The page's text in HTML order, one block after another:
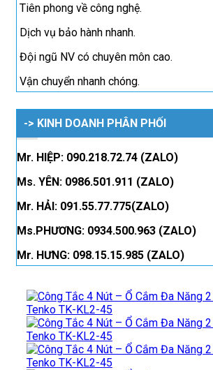
Tiên phong về công nghệ.
Dịch vụ bảo hành nhanh.
Đội ngũ NV có chuyên môn cao.
Vận chuyển nhanh chóng.
-> KINH DOANH PHÂN PHỐI
Mr. HIỆP: 090.218.72.74 (ZALO)
Ms. YÊN: 0986.501.911 (ZALO)
Mr. HẢI: 091.55.77.775(ZALO)
Ms.PHƯƠNG: 0934.500.963 (ZALO)
Mr. HƯNG: 098.15.15.985 (ZALO)